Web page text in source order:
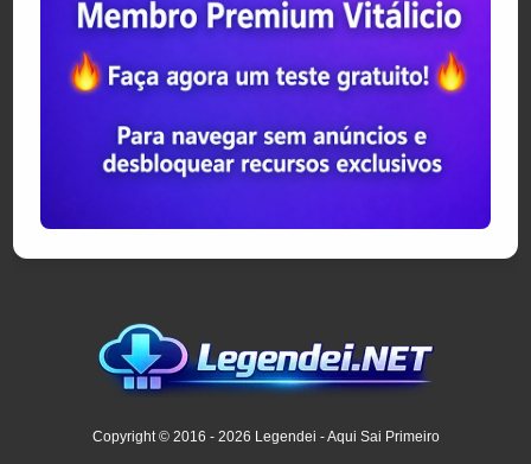
Copyright © 2016 - 2026 Legendei - Aqui Sai Primeiro